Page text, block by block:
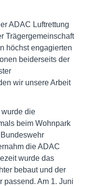
ADAC Luftrettung
Trägergemeinschaft
höchst engagierten
beiderseits der
wir unsere Arbeit
die
beim Wohnpark
die ADAC
wurde das
bebaut und der
passend. Am 1. Juni